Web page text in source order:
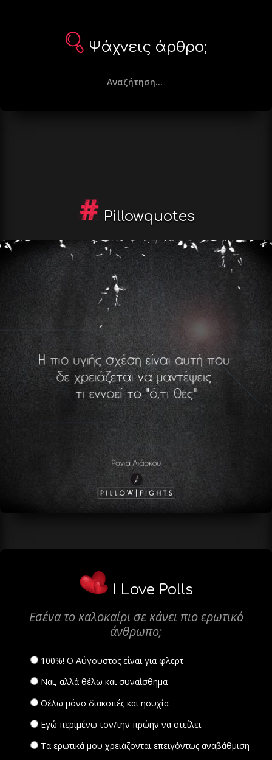
Ψάχνεις άρθρο;
Pillowquotes
I Love Polls
Εσένα το καλοκαίρι σε κάνει πιο ερωτικό
άνθρωπο;
100%! Ο Αύγουστος είναι για φλερτ
Ναι, αλλά θέλω και συναίσθημα
Θέλω μόνο διακοπές και ησυχία
Εγώ περιμένω τον/την πρώην να στείλει
Τα ερωτικά μου χρειάζονται επειγόντως αναβάθμιση